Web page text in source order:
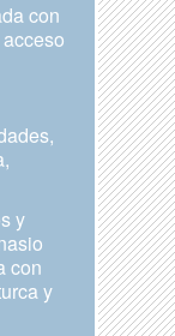
con
y
con
y